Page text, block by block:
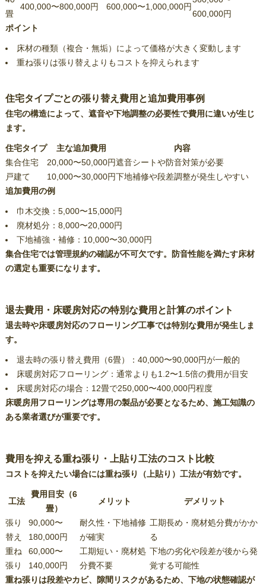
畳
400,000〜800,000円 600,000〜1,000,000円
600,000円
ポイント
床材の種類（複合・無垢）によって価格が大きく変動します
重ね張りは張り替えよりもコストを抑えられます
住宅タイプごとの張り替え費用と追加費用事例
住宅の構造によって、遮音や下地調整の必要性で費用に違いが生じ
ます。
住宅タイプ 主な追加費用
内容
集合住宅
20,000〜50,000円遮音シートや防音対策が必要
戸建て
10,000〜30,000円下地補修や段差調整が発生しやすい
追加費用の例
巾木交換：5,000〜15,000円
廃材処分：8,000〜20,000円
下地補強・補修：10,000〜30,000円
集合住宅では管理規約の確認が不可欠です。防音性能を満たす床材
の選定も重要になります。
退去費用・床暖房対応の特別な費用と計算のポイント
退去時や床暖房対応のフローリング工事では特別な費用が発生しま
す。
退去時の張り替え費用（6畳）：40,000〜90,000円が一般的
床暖房対応フローリング：通常よりも1.2〜1.5倍の費用が目安
床暖房対応の場合：12畳で250,000〜400,000円程度
床暖房用フローリングは専用の製品が必要となるため、施工知識の
ある業者選びが重要です。
費用を抑える重ね張り・上貼り工法のコスト比較
コストを抑えたい場合には重ね張り（上貼り）工法が有効です。
工法
費用目安（6
畳）
メリット デメリット
張り
替え
90,000〜
180,000円
耐久性・下地補修
が確実
工期長め・廃材処分費がかか
る
重ね
張り
60,000〜
140,000円
工期短い・廃材処
分費不要
下地の劣化や段差が後から発
覚する可能性
重ね張りは段差やカビ、隙間リスクがあるため、下地の状態確認が